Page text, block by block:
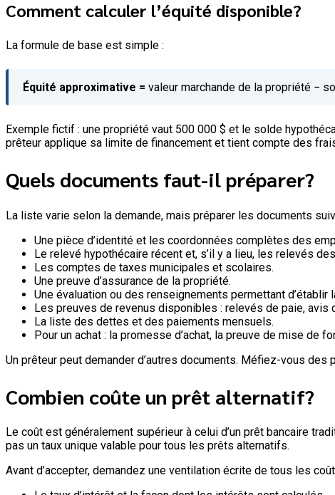
Comment calculer l’équité disponible?
La formule de base est simple :
Équité approximative = valeur marchande de la propriété −
Exemple fictif : une propriété vaut 500 000 $ et le solde
prêteur applique sa limite de financement et tient compte des
Quels documents faut-il préparer?
La liste varie selon la demande, mais préparer les documents
Une pièce d’identité et les coordonnées complètes des
Le relevé hypothécaire récent et, s’il y a lieu, les relevés
Les comptes de taxes municipales et scolaires.
Une preuve d’assurance de la propriété.
Une évaluation ou des renseignements permettant d’établir
Les preuves de revenus disponibles : relevés de paie,
La liste des dettes et des paiements mensuels.
Pour un achat : la promesse d’achat, la preuve de mise de
Un prêteur peut demander d’autres documents. Méfiez-vous
Combien coûte un prêt alternatif?
Le coût est généralement supérieur à celui d’un prêt bancaire
pas un taux unique valable pour tous les prêts alternatifs.
Avant d’accepter, demandez une ventilation écrite de tous les